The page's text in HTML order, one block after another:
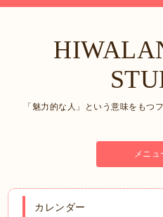
「魅力的な人」という意味をもつ
メニュ
カレンダー